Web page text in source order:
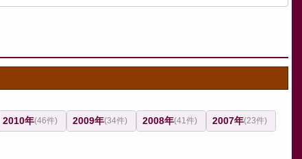
2010年(46件) 2009年(34件) 2008年(41件) 2007年(23件)